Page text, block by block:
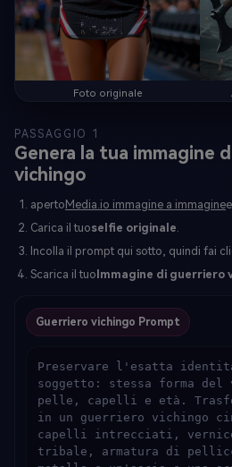
Foto originale
PASSAGGIO 1
Genera la tua immagine
vichingo
aperto Media.io immagine a immagine
Carica il tuoselfie originale.
Incolla il prompt qui sotto, quindi fai
Scarica il tuo Immagine di guerriero
Guerriero vichingo Prompt
Preservare l'esatta
soggetto: stessa forma
pelle, capelli e età.
in un guerriero vichingo
capelli intrecciati,
tribale, armatura di